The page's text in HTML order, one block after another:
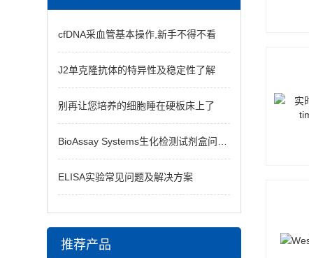
cfDNA采血管基本操作,新手不得不看
J2单克隆抗体的特异性及稳定性了解
别再让您培养的细胞睡在硬板床上了
BioAssay Systems生化检测试剂盒问题汇总
ELISA实验常见问题及解决方案
推荐产品